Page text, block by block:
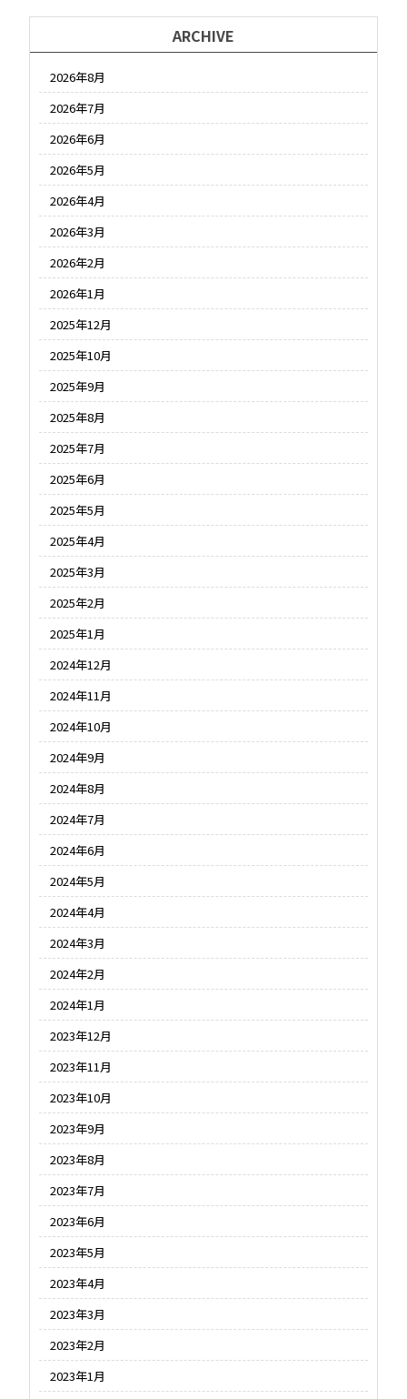
ARCHIVE
2026年8月
2026年7月
2026年6月
2026年5月
2026年4月
2026年3月
2026年2月
2026年1月
2025年12月
2025年10月
2025年9月
2025年8月
2025年7月
2025年6月
2025年5月
2025年4月
2025年3月
2025年2月
2025年1月
2024年12月
2024年11月
2024年10月
2024年9月
2024年8月
2024年7月
2024年6月
2024年5月
2024年4月
2024年3月
2024年2月
2024年1月
2023年12月
2023年11月
2023年10月
2023年9月
2023年8月
2023年7月
2023年6月
2023年5月
2023年4月
2023年3月
2023年2月
2023年1月